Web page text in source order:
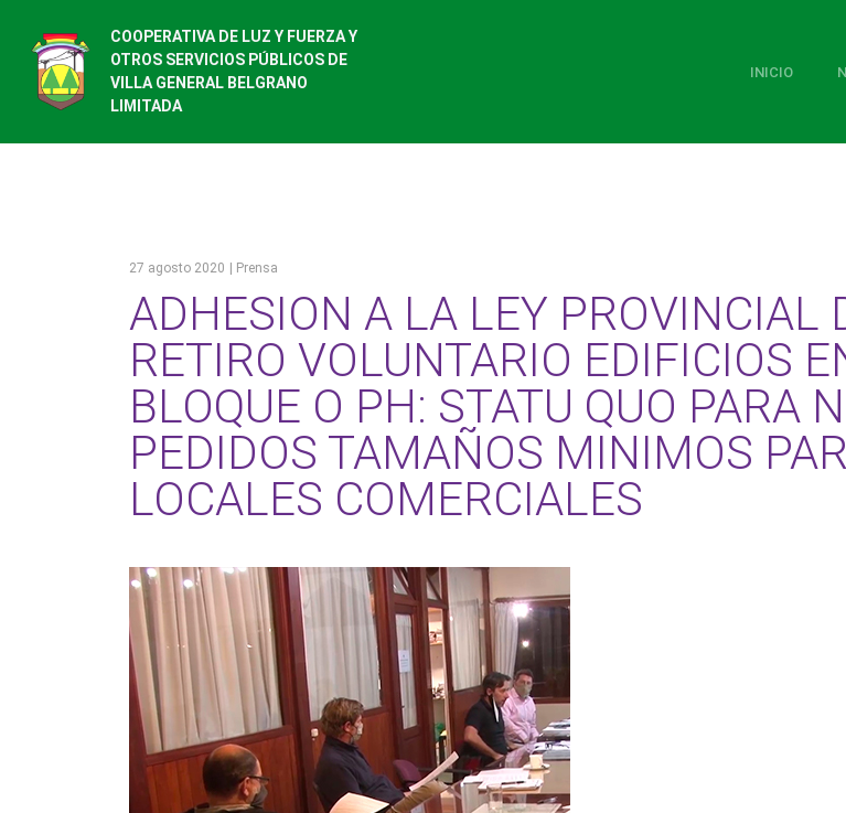
COOPERATIVA DE LUZ Y FUERZA Y
OTROS SERVICIOS PÚBLICOS DE
VILLA GENERAL BELGRANO
LIMITADA
INICIO
27 agosto 2020 | Prensa
ADHESION A LA LEY PROVINCIAL
RETIRO VOLUNTARIO EDIFICIOS
BLOQUE O PH: STATU QUO PARA
PEDIDOS TAMAÑOS MINIMOS
LOCALES COMERCIALES